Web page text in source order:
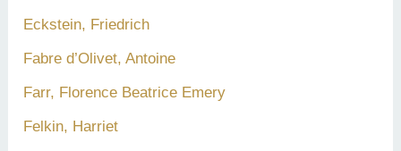
Eckstein, Friedrich
Fabre d’Olivet, Antoine
Farr, Florence Beatrice Emery
Felkin, Harriet